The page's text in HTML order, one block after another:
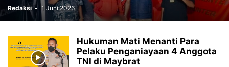
Redaksi - 1 Juni 2026
Hukuman Mati Menanti Para
Pelaku Penganiayaan 4 Anggota
TNI di Maybrat